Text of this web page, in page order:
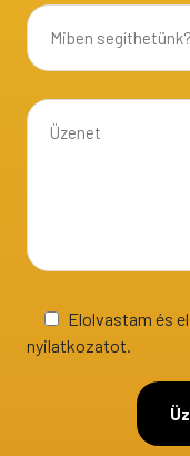
Elolvastam és
nyilatkozatot.